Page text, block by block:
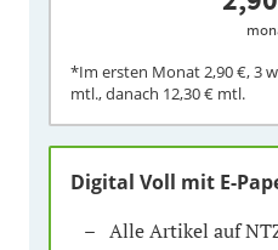
*Im ersten Monat2,90 €, 3
mtl., danach 12,30 € mtl.
Digital Voll mit E-
Alle Artikel auf